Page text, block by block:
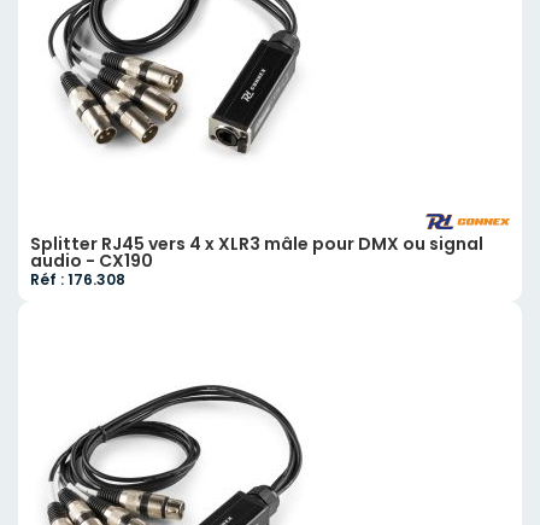
Splitter RJ45 vers 4 x XLR3 mâle pour DMX ou signal
audio - CX190
Réf : 176.308